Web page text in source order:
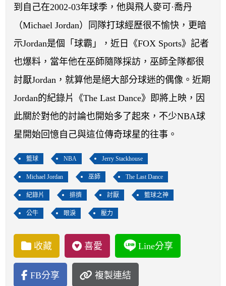
到自己在2002-03年球季，他與飛人麥可·喬丹
（Michael Jordan）同隊打球經歷很不愉快，更暗
示Jordan是個「球霸」，近日《FOX Sports》記者
也爆料，當年他在巫師隨隊採訪，巫師全隊都很
討厭Jordan，就算他是絕大部分球迷的偶像。近期
Jordan的紀錄片《The Last Dance》即將上映，因
此關於對他的討論也開始多了起來，不少NBA球
星開始回憶自己與這位傳奇球星的往事。
籃球 NBA Jerry Stackhouse
Michael Jordan 巫師 The Last Dance
紀錄片 排擠 討厭 籃球之神
公牛 眼淚 壓力
收藏 喜愛 Line分享
FB分享 複製連結